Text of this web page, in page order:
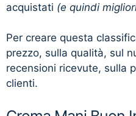
acquistati (e quindi
Per creare questa
prezzo, sulla qualità, sul
recensioni ricevute, sulla
clienti.